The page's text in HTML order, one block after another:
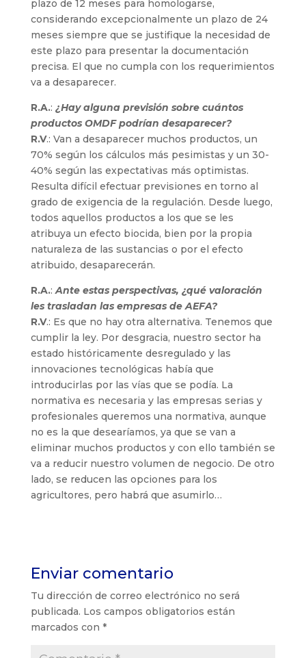
plazo de 12 meses para homologarse,
considerando excepcionalmente un plazo de 24
meses siempre que se justifique la necesidad de
este plazo para presentar la documentación
precisa. El que no cumpla con los requerimientos
va a desaparecer.
R.A.: ¿Hay alguna previsión sobre cuántos
productos OMDF podrían desaparecer?
R.V.: Van a desaparecer muchos productos, un
70% según los cálculos más pesimistas y un 30-
40% según las expectativas más optimistas.
Resulta difícil efectuar previsiones en torno al
grado de exigencia de la regulación. Desde luego,
todos aquellos productos a los que se les
atribuya un efecto biocida, bien por la propia
naturaleza de las sustancias o por el efecto
atribuido, desaparecerán.
R.A.:Ante estas perspectivas, ¿qué valoración
les trasladan las empresas de AEFA?
R.V.: Es que no hay otra alternativa. Tenemos que
cumplir la ley. Por desgracia, nuestro sector ha
estado históricamente desregulado y las
innovaciones tecnológicas había que
introducirlas por las vías que se podía. La
normativa es necesaria y las empresas serias y
profesionales queremos una normativa, aunque
no es la que desearíamos, ya que se van a
eliminar muchos productos y con ello también se
va a reducir nuestro volumen de negocio. De otro
lado, se reducen las opciones para los
agricultores, pero habrá que asumirlo…
Enviar comentario
Tu dirección de correo electrónico no será
publicada. Los campos obligatorios están
marcados con *